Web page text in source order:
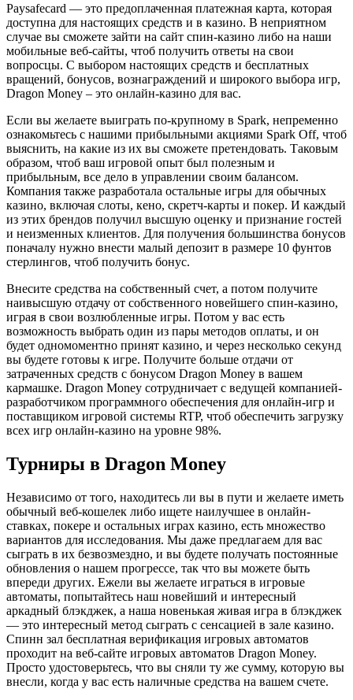
Paysafecard — это предоплаченная платежная карта, которая
доступна для настоящих средств и в казино. В неприятном
случае вы сможете зайти на сайт спин-казино либо на наши
мобильные веб-сайты, чтоб получить ответы на свои
вопросцы. С выбором настоящих средств и бесплатных
вращений, бонусов, вознаграждений и широкого выбора игр,
Dragon Money – это онлайн-казино для вас.
Если вы желаете выиграть по-крупному в Spark, непременно
ознакомьтесь с нашими прибыльными акциями Spark Off, чтоб
выяснить, на какие из их вы сможете претендовать. Таковым
образом, чтоб ваш игровой опыт был полезным и
прибыльным, все дело в управлении своим балансом.
Компания также разработала остальные игры для обычных
казино, включая слоты, кено, скретч-карты и покер. И каждый
из этих брендов получил высшую оценку и признание гостей
и неизменных клиентов. Для получения большинства бонусов
поначалу нужно внести малый депозит в размере 10 фунтов
стерлингов, чтоб получить бонус.
Внесите средства на собственный счет, а потом получите
наивысшую отдачу от собственного новейшего спин-казино,
играя в свои возлюбленные игры. Потом у вас есть
возможность выбрать один из пары методов оплаты, и он
будет одномоментно принят казино, и через несколько секунд
вы будете готовы к игре. Получите больше отдачи от
затраченных средств с бонусом Dragon Money в вашем
кармашке. Dragon Money сотрудничает с ведущей компанией-
разработчиком программного обеспечения для онлайн-игр и
поставщиком игровой системы RTP, чтоб обеспечить загрузку
всех игр онлайн-казино на уровне 98%.
Турниры в Dragon Money
Независимо от того, находитесь ли вы в пути и желаете иметь
обычный веб-кошелек либо ищете наилучшее в онлайн-
ставках, покере и остальных играх казино, есть множество
вариантов для исследования. Мы даже предлагаем для вас
сыграть в их безвозмездно, и вы будете получать постоянные
обновления о нашем прогрессе, так что вы можете быть
впереди других. Ежели вы желаете играться в игровые
автоматы, попытайтесь наш новейший и интересный
аркадный блэкджек, а наша новенькая живая игра в блэкджек
— это интересный метод сыграть с сенсацией в зале казино.
Спинн зал бесплатная верификация игровых автоматов
проходит на веб-сайте игровых автоматов Dragon Money.
Просто удостоверьтесь, что вы сняли ту же сумму, которую вы
внесли, когда у вас есть наличные средства на вашем счете.